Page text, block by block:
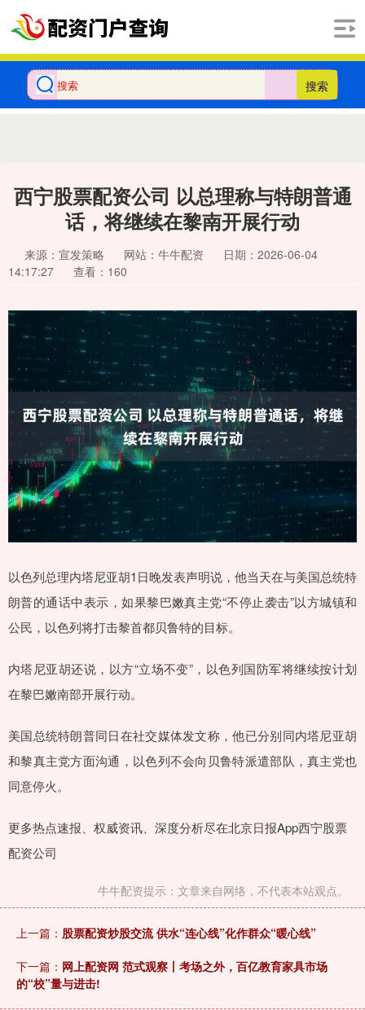
搜索
西宁股票配资公司 以总理称与特朗普通
话，将继续在黎南开展行动
来源：宣发策略 网站：牛牛配资
日期：2026-06-04
14:17:27
查看：160
以色列总理内塔尼亚胡1日晚发表声明说，他当天在与美国总统特
朗普的通话中表示，如果黎巴嫩真主党“不停止袭击”以方城镇和
公民，以色列将打击黎首都贝鲁特的目标。
内塔尼亚胡还说，以方“立场不变”，以色列国防军将继续按计划
在黎巴嫩南部开展行动。
美国总统特朗普同日在社交媒体发文称，他已分别同内塔尼亚胡
和黎真主党方面沟通，以色列不会向贝鲁特派遣部队，真主党也
同意停火。
更多热点速报、权威资讯、深度分析尽在北京日报App西宁股票
配资公司
牛牛配资提示：文章来自网络，不代表本站观点。
上一篇： 股票配资炒股交流 供水“连心线”化作群众“暖心线”
下一篇： 网上配资网 范式观察丨考场之外，百亿教育家具市场
的“校”量与进击!